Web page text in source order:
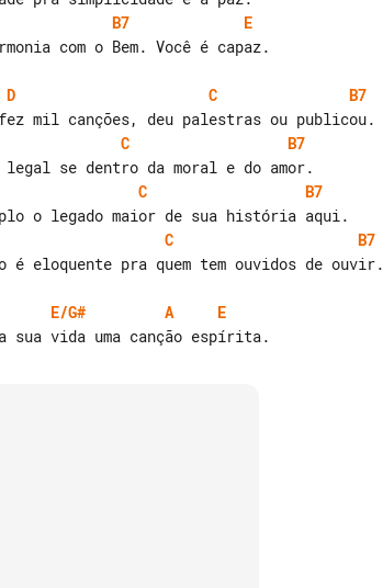
B7
E
com o Bem. Você é capaz.
D C
B7
C
B7
C
B7
C
B7
é eloquente pra quem tem ouvidos de ouvir.
E/G# A
E